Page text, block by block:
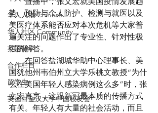
华人人物 Chinese
华人社区 Community
英国留学
合作栏目
留学生
英国白金汉大学中国校友会
势、预防与个人防护、检测与就医以及
美医疗体系能否应对本次危机等大家普
遍关注的问题作出了专业性、针对性极
强的解答。
在回答盐湖城华助中心理事长、美
国犹他州韦伯州立大学乐桃文教授“为什
么在美国年轻人感染病例这么多”时，张
文宏直言，这跟新冠最本质的传播方式
有关。年轻人有大量的社会活动，而且